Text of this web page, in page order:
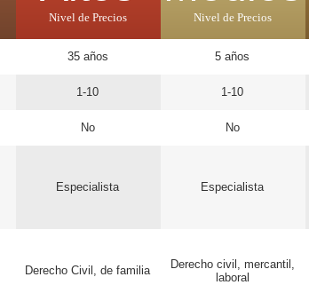
Nivel de Precios
35 años
1-10
No
Especialista
Derecho Civil, de familia
Nivel de Precios
5 años
1-10
No
Especialista
Derecho civil, mercantil,
laboral